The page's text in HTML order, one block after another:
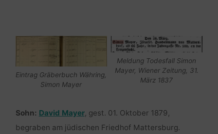
Eintrag Gräberbuch Währing,
Simon Mayer
Meldung Todesfall Simon
Mayer, Wiener Zeitung, 31.
März 1837
Sohn: David Mayer, gest. 01. Oktober 1879,
begraben am jüdischen Friedhof Mattersburg.